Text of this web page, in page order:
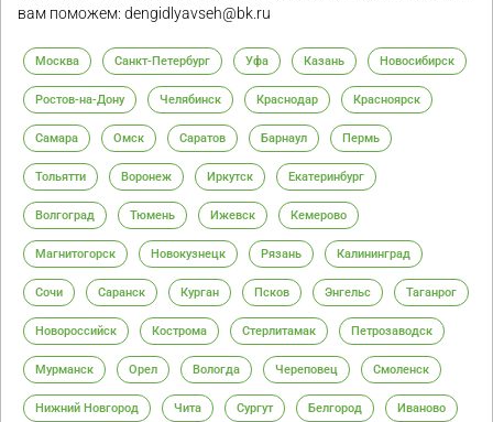
вам поможем: dengidlyavseh@bk.ru
Москва Санкт-Петербург Уфа Казань Новосибирск
Ростов-на-Дону Челябинск Краснодар Красноярск
Самара Омск Саратов Барнаул Пермь
Тольятти Воронеж Иркутск Екатеринбург
Волгоград Тюмень Ижевск Кемерово
Магнитогорск Новокузнецк Рязань Калининград
Сочи Саранск Курган Псков Энгельс Таганрог
Новороссийск Кострома Стерлитамак Петрозаводск
Мурманск Орел Вологда Череповец Смоленск
Нижний Новгород Чита Сургут Белгород Иваново